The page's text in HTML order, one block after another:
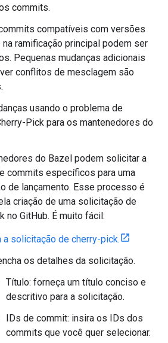
commits.
compatíveis com versões
ramificação principal podem ser
Pequenas mudanças adicionais
conflitos de mesclagem são
usando o problema de
Pick para os mantenedores do
do Bazel podem solicitar a
commits específicos para uma
de lançamento. Esse processo é
criação de uma solicitação de
no GitHub. É muito fácil:
a solicitação de cherry-pick.
os detalhes da solicitação.
Título: forneça um título conciso e
descritivo para a solicitação.
IDs de commit: insira os IDs dos
commits que você quer selecionar.